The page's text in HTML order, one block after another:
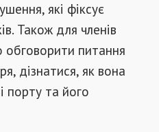
які фіксує
Також для членів
обговорити питання
дізнатися, як вона
порту та його